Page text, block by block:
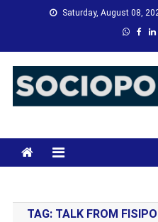
Saturday, August 08,
TAG: TALK FROM